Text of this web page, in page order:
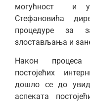
могућност и
Стефановића
процедуре за
злостављања и
Након процеса
постојећих
дошло се до
аспеката